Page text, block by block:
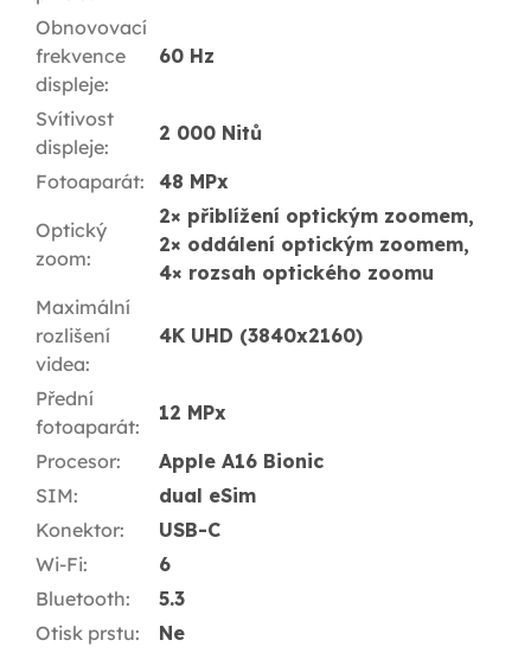
Obnovovací
frekvence
displeje:
60 Hz
Svítivost
displeje:
2 000 Nitů
Fotoaparát: 48 MPx
Optický
zoom:
2× přiblížení optickým zoomem,
2× oddálení optickým zoomem,
4× rozsah optického zoomu
Maximální
rozlišení
videa:
4K UHD (3840x2160)
Přední
fotoaparát:
12 MPx
Procesor:
Apple A16 Bionic
SIM:
dual eSim
Konektor:
USB-C
Wi-Fi:
6
Bluetooth:
5.3
Otisk prstu:
Ne